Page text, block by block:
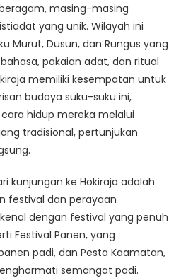
masing-masing
yang unik. Wilayah ini
Murut, Dusun, dan Rungus yang
pakaian adat, dan ritual
memiliki kesempatan untuk
budaya suku-suku ini,
hidup mereka melalui
tradisional, pertunjukan
kunjungan ke Hokiraja adalah
festival dan perayaan
dengan festival yang penuh
Festival Panen, yang
padi, dan Pesta Kaamatan,
semangat padi.